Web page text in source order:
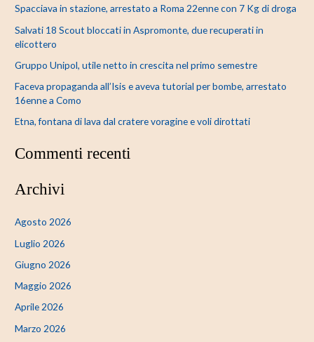
a
:
Spacciava in stazione, arrestato a Roma 22enne con 7 Kg di droga
Salvati 18 Scout bloccati in Aspromonte, due recuperati in
elicottero
Gruppo Unipol, utile netto in crescita nel primo semestre
Faceva propaganda all’Isis e aveva tutorial per bombe, arrestato
16enne a Como
Etna, fontana di lava dal cratere voragine e voli dirottati
Commenti recenti
Archivi
Agosto 2026
Luglio 2026
Giugno 2026
Maggio 2026
Aprile 2026
Marzo 2026